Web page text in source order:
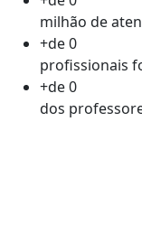
milhão de
+de0
profissionais
+de0
dos